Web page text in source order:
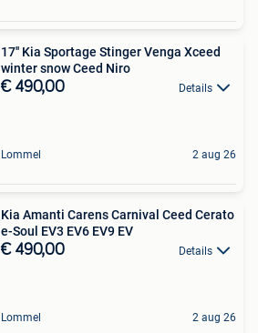
17'' Kia Sportage Stinger Venga Xceed
winter snow Ceed Niro
€ 490,00 Details
Lommel 2 aug 26
Kia Amanti Carens Carnival Ceed Cerato
e-Soul EV3 EV6 EV9 EV
€ 490,00 Details
Lommel 2 aug 26